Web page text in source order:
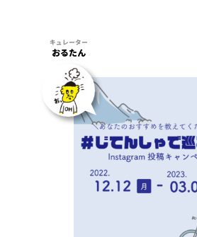
おるたん